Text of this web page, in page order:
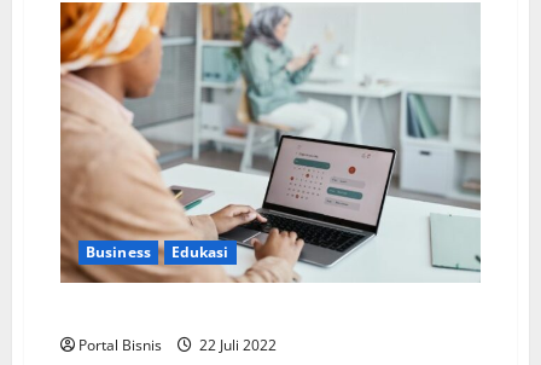
Business Edukasi
Portal Bisnis 22 Juli 2022